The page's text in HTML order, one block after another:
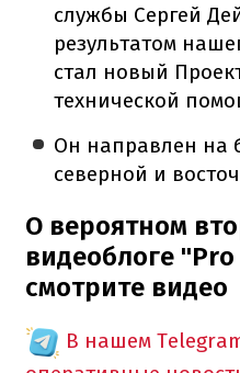
службы Сергей
результатом
стал новый
технической
Он направлен на
северной и
О вероятном
видеоблоге
смотрите видео
В нашем